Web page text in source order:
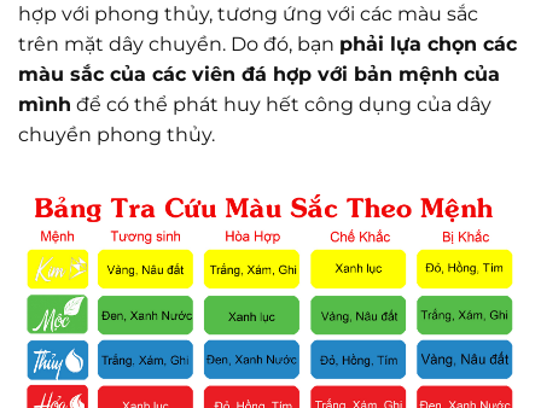
hợp với phong thủy, tương ứng với các màu sắc
trên mặt dây chuyền. Do đó, bạn phải lựa chọn các
màu sắc của các viên đá hợp với bản mệnh của
mình để có thể phát huy hết công dụng của dây
chuyền phong thủy.